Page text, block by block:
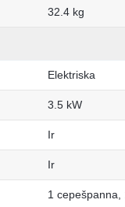
32.4 kg
Elektriska
3.5 kW
Ir
Ir
1